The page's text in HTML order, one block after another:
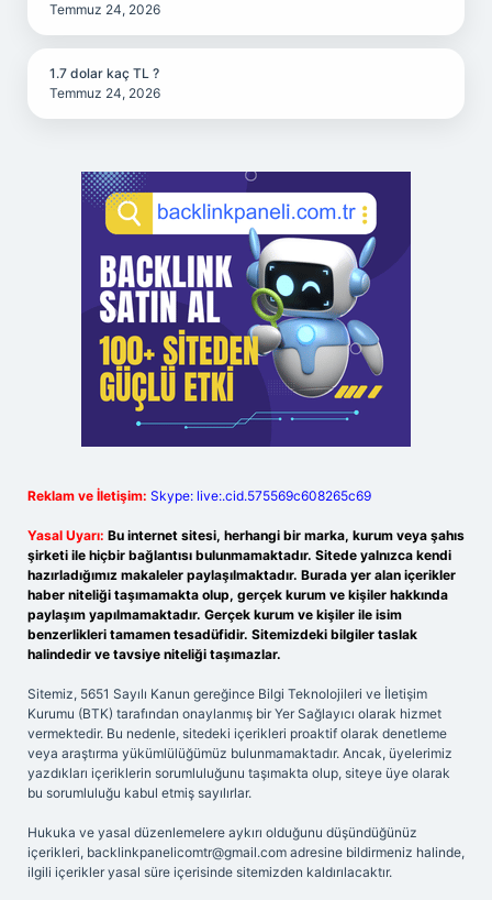
Temmuz 24, 2026
1.7 dolar kaç TL ?
Temmuz 24, 2026
Reklam ve İletişim: Skype: live:.cid.575569c608265c69
Yasal Uyarı: Bu internet sitesi, herhangi bir marka, kurum veya şahıs
şirketi ile hiçbir bağlantısı bulunmamaktadır. Sitede yalnızca kendi
hazırladığımız makaleler paylaşılmaktadır. Burada yer alan içerikler
haber niteliği taşımamakta olup, gerçek kurum ve kişiler hakkında
paylaşım yapılmamaktadır. Gerçek kurum ve kişiler ile isim
benzerlikleri tamamen tesadüfidir. Sitemizdeki bilgiler taslak
halindedir ve tavsiye niteliği taşımazlar.
Sitemiz, 5651 Sayılı Kanun gereğince Bilgi Teknolojileri ve İletişim
Kurumu (BTK) tarafından onaylanmış bir Yer Sağlayıcı olarak hizmet
vermektedir. Bu nedenle, sitedeki içerikleri proaktif olarak denetleme
veya araştırma yükümlülüğümüz bulunmamaktadır. Ancak, üyelerimiz
yazdıkları içeriklerin sorumluluğunu taşımakta olup, siteye üye olarak
bu sorumluluğu kabul etmiş sayılırlar.
Hukuka ve yasal düzenlemelere aykırı olduğunu düşündüğünüz
içerikleri, backlinkpanelicomtr@gmail.com adresine bildirmeniz halinde,
ilgili içerikler yasal süre içerisinde sitemizden kaldırılacaktır.